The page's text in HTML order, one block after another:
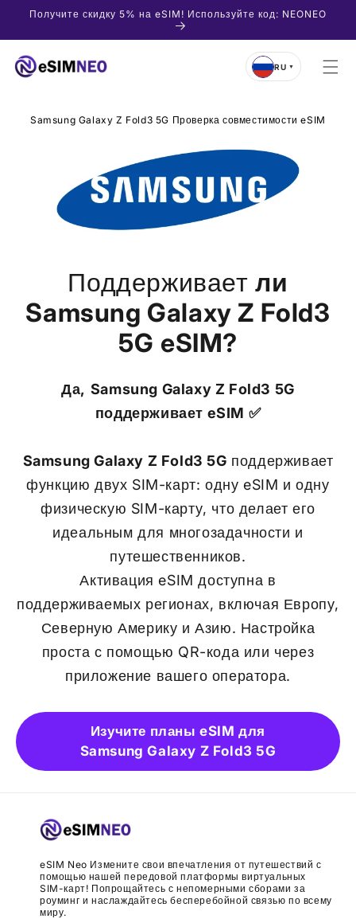
Получите скидку 5% на eSIM! Используйте код: NEONEO
RU ▼
Samsung Galaxy Z Fold3 5G Проверка совместимости eSIM
Поддерживаетли
Samsung Galaxy Z Fold3
5G eSIM?
Да, Samsung Galaxy Z Fold3 5G
поддерживает eSIM ✅
Samsung Galaxy Z Fold3 5G поддерживает
функцию двух SIM-карт: одну eSIM и одну
физическую SIM-карту, что делает его
идеальным для многозадачности и
путешественников.
Активация eSIM доступна в
поддерживаемых регионах, включая Европу,
Северную Америку и Азию. Настройка
проста с помощью QR-кода или через
приложение вашего оператора.
Изучите планы eSIM для
Samsung Galaxy Z Fold3 5G
eSIM Neo Измените свои впечатления от путешествий с
помощью нашей передовой платформы виртуальных
SIM-карт! Попрощайтесь с непомерными сборами за
роуминг и наслаждайтесь бесперебойной связью по всему
миру.